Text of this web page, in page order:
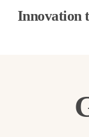
Innovation